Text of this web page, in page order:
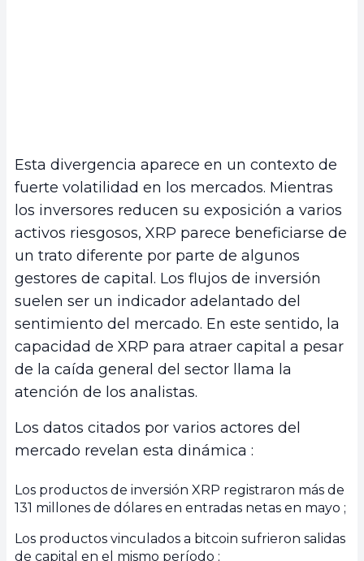
Esta divergencia aparece en un contexto de
fuerte volatilidad en los mercados. Mientras
los inversores reducen su exposición a varios
activos riesgosos, XRP parece beneficiarse de
un trato diferente por parte de algunos
gestores de capital. Los flujos de inversión
suelen ser un indicador adelantado del
sentimiento del mercado. En este sentido, la
capacidad de XRP para atraer capital a pesar
de la caída general del sector llama la
atención de los analistas.
Los datos citados por varios actores del
mercado revelan esta dinámica :
Los productos de inversión XRP registraron más de
131 millones de dólares en entradas netas en mayo ;
Los productos vinculados a bitcoin sufrieron salidas
de capital en el mismo período ;